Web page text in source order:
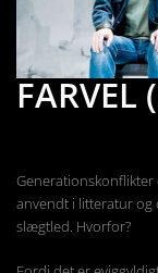
FARVEL
Generationskonflikter
anvendt i litteratur og
slægtled. Hvorfor?